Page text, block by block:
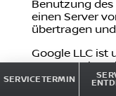
Benutzung
einen Server
übertragen
Google LLC ist
Framework
einem
SERVICETERMIN